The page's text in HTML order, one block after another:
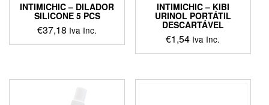
INTIMICHIC – DILADOR
SILICONE 5 PCS
€37,18 Iva Inc.
INTIMICHIC – KIBI
URINOL PORTÁTIL
DESCARTÁVEL
€1,54 Iva Inc.